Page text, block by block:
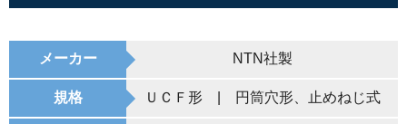
メーカー NTN社製
規格 ＵＣＦ形 | 円筒穴形、止めねじ式